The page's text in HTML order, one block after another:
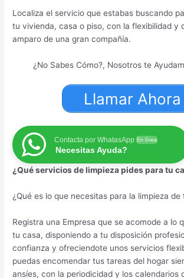
Localiza el servicio que estabas buscando
tu vivienda, casa o piso, con la flexibilidad y
amparo de una gran compañía.
¿No Sabes Cómo?, Nosotros te
Llamar Ahora
Contacta por WhatasApp En línea
Necesitas Ayuda?
¿Qué servicios de limpieza pides para tu
¿Qué es lo que necesitas para la limpieza de
Registra una Empresa que se acomode a lo
tu casa, disponiendo a tu disposición
confianza y ofreciendote unos servicios
puedas encomendar tus tareas del hogar
ansíes, con la periodicidad y los calendarios